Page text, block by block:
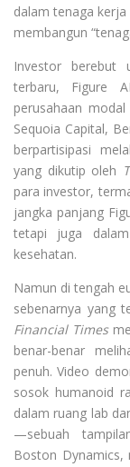
dalam tenaga
membangun
Investor berebut
terbaru, Figure
perusahaan
Sequoia Capital,
berpartisipasi
yang dikutip oleh
para investor,
jangka panjang
tetapi juga
kesehatan.
Namun di tengah
sebenarnya yang
Financial Times
benar-benar
penuh. Video
sosok humanoid
dalam ruang lab
—sebuah
Boston Dynamics,